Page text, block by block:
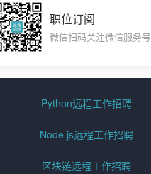
职位订阅
微信扫码关注微信服务号
Python远程工作招聘
Node.js远程工作招聘
区块链远程工作招聘